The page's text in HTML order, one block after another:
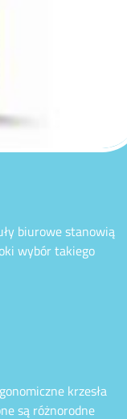
biurowe stanowią
wybór takiego
krzesła
są różnorodne